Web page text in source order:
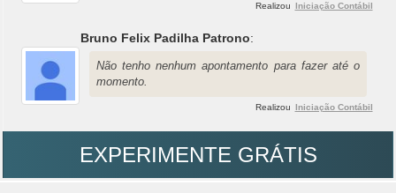
Realizou Iniciação Contábil
Bruno Felix Padilha Patrono:
Não tenho nenhum apontamento para fazer até o
momento.
Realizou Iniciação Contábil
EXPERIMENTE GRÁTIS